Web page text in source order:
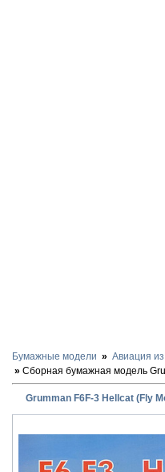
Бумажные модели Авиация из
Сборная бумажная модель
Grumman F6F-3 Hellcat (Fly